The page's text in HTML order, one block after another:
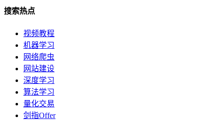
搜索热点
视频教程
机器学习
网络爬虫
网站建设
深度学习
算法学习
量化交易
剑指Offer